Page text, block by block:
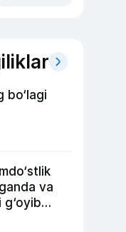
bo‘lagi
va